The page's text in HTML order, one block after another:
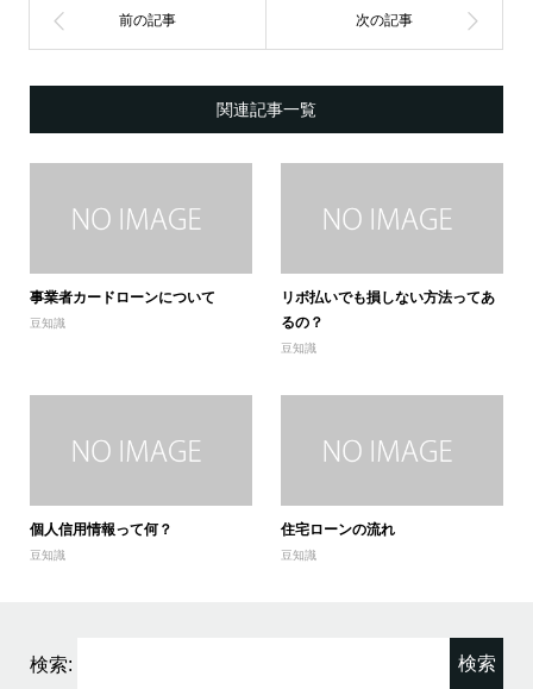
関連記事一覧
事業者カードローンについて
豆知識
リボ払いでも損しない方法ってあ
るの？
豆知識
個人信用情報って何？
豆知識
住宅ローンの流れ
豆知識
検索: